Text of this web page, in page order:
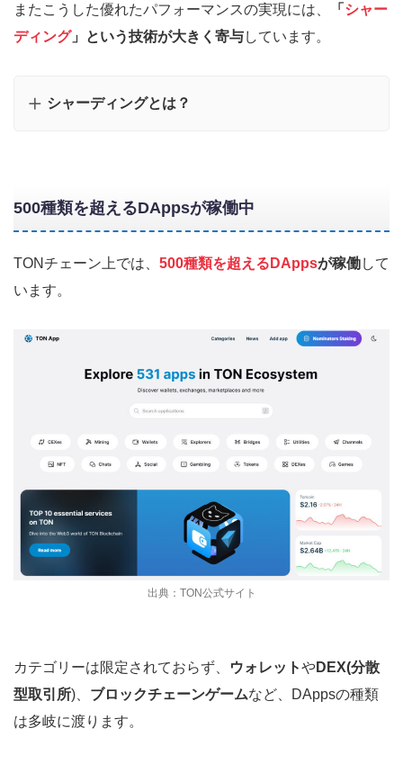
またこうした優れたパフォーマンスの実現には、 「 シャー
ディング」という技術が大きく寄与しています。
シャーディングとは？
500種類を超えるDAppsが稼働中
TONチェーン上では、 500種類を超えるDAppsが稼働して
います。
出典：TON公式サイト
カテゴリーは限定されておらず、 ウォレットやDEX(分散
型取引所)、 ブロックチェーンゲームなど、DAppsの種類
は多岐に渡ります。